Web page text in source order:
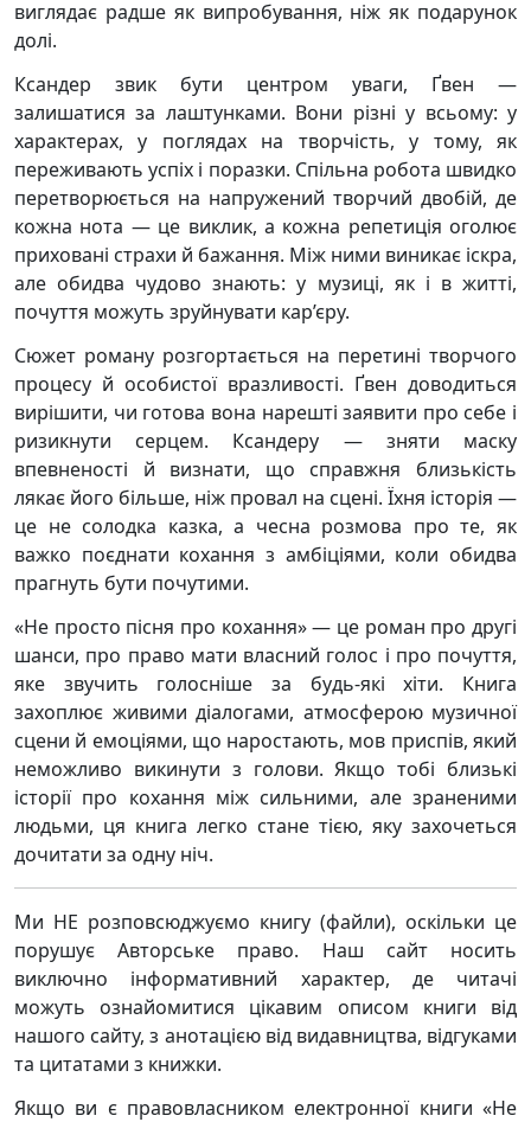
виглядає радше як випробування, ніж як подарунок
долі.
Ксандер звик бути центром уваги, Ґвен —
залишатися за лаштунками. Вони різні у всьому: у
характерах, у поглядах на творчість, у тому, як
переживають успіх і поразки. Спільна робота швидко
перетворюється на напружений творчий двобій, де
кожна нота — це виклик, а кожна репетиція оголює
приховані страхи й бажання. Між ними виникає іскра,
але обидва чудово знають: у музиці, як і в житті,
почуття можуть зруйнувати кар’єру.
Сюжет роману розгортається на перетині творчого
процесу й особистої вразливості. Ґвен доводиться
вирішити, чи готова вона нарешті заявити про себе і
ризикнути серцем. Ксандеру — зняти маску
впевненості й визнати, що справжня близькість
лякає його більше, ніж провал на сцені. Їхня історія —
це не солодка казка, а чесна розмова про те, як
важко поєднати кохання з амбіціями, коли обидва
прагнуть бути почутими.
«Не просто пісня про кохання» — це роман про другі
шанси, про право мати власний голос і про почуття,
яке звучить голосніше за будь-які хіти. Книга
захоплює живими діалогами, атмосферою музичної
сцени й емоціями, що наростають, мов приспів, який
неможливо викинути з голови. Якщо тобі близькі
історії про кохання між сильними, але зраненими
людьми, ця книга легко стане тією, яку захочеться
дочитати за одну ніч.
Ми НЕ розповсюджуємо книгу (файли), оскільки це
порушує Авторське право. Наш сайт носить
виключно інформативний характер, де читачі
можуть ознайомитися цікавим описом книги від
нашого сайту, з анотацією від видавництва, відгуками
та цитатами з книжки.
Якщо ви є правовласником електронної книги «Не